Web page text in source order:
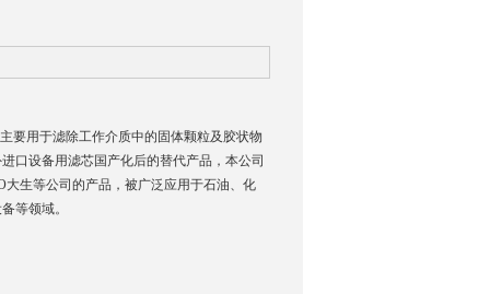
要用于滤除工作介质中的固体颗粒及胶状物
口设备用滤芯国产化后的替代产品，本公司
生等公司的产品，被广泛应用于石油、化
等领域。